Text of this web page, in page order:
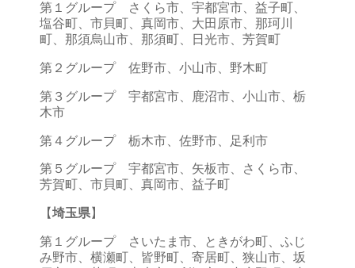
第１グループ さくら市、宇都宮市、益子町、
塩谷町、市貝町、真岡市、大田原市、那珂川
町、那須烏山市、那須町、日光市、芳賀町
第２グループ 佐野市、小山市、野木町
第３グループ 宇都宮市、鹿沼市、小山市、栃
木市
第４グループ 栃木市、佐野市、足利市
第５グループ 宇都宮市、矢板市、さくら市、
芳賀町、市貝町、真岡市、益子町
【埼玉県】
第１グループ さいたま市、ときがわ町、ふじ
み野市、横瀬町、皆野町、寄居町、狭山市、坂